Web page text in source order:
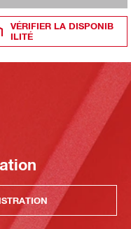
VÉRIFIER LA DISPONIB
ILITÉ